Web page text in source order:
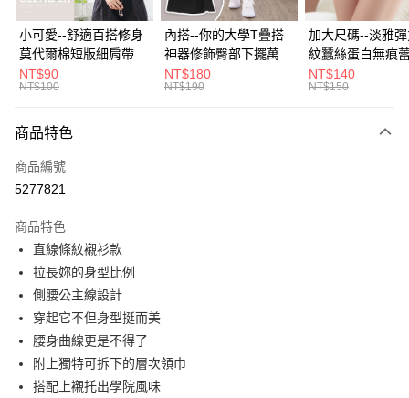
悠遊付
Google Pay
全盈+PAY
大哥付你分期
【大哥付你分期使用說明】
1.本服務由台灣大哥大提供，台灣大哥大用戶可立即使用無須另外申請。
流程，驗證手機門號後，選擇欲分期的期數、繳款截止日，確認付款後即完
成交易。
3.實際核准額度、可分期數及費用金額請依後續交易確認頁面所載為準。
4.訂單成立30分鐘內，如未前往確認交易或遇審核未通過，訂單將自動取
法說明評估內容。
【繳款方式說明】
1.分期款項不併入電信帳單，「大哥付你分期」於每月結算日後寄送繳費提
醒簡訊。
2.透過簡訊連結打開帳單後，可選擇「超商條碼／台灣大直營門市／銀行轉
帳／街口支付／iPASS MONEY」等通路繳費。
AFTEE先享後付
【關於「AFTEE先享後付」】
AFTEE先享後付是「在收到商品之後才付款」的支付方式。 讓您購物簡單
便利好安心！
１．簡單：不需註冊會員、不需綁卡、不需儲值。
２．便利：只要手機號碼，簡訊認證，即可結帳。
３．安心：先確認商品／服務後，再付款。
【「AFTEE先享後付」結帳流程】
１．於結帳方式選擇「AFTEE先享後付」後，將跳轉至「AFTEE先享後付」
２．訂單成立數日內，您將收到繳費通知簡訊。
ATM付款
全家取貨付款
每筆NT$70，滿NT$699(含以上)免運費
付款後全家取貨
小可愛--舒適百搭修身
莫代爾棉短版細肩帶素
色背心(白.黑.灰L-2L)-
U582眼圈熊中大尺碼
NT$90
NT$100
內搭--你的大學T疊搭
神器修飾臀部下擺萬用
內搭裙/遮臀裙(黑2L-
6L)-Q155眼圈熊中大
NT$180
NT$190
加大尺碼--淡雅
紋蠶絲蛋白無痕
角內褲(白.粉.藍.
3L)-L28眼圈熊中
NT$140
NT$150
商品特色
商品編號
5277821
商品特色
直線條紋襯衫款
拉長妳的身型比例
側腰公主線設計
穿起它不但身型挺而美
腰身曲線更是不得了
附上獨特可拆下的層次領巾
搭配上襯托出學院風味